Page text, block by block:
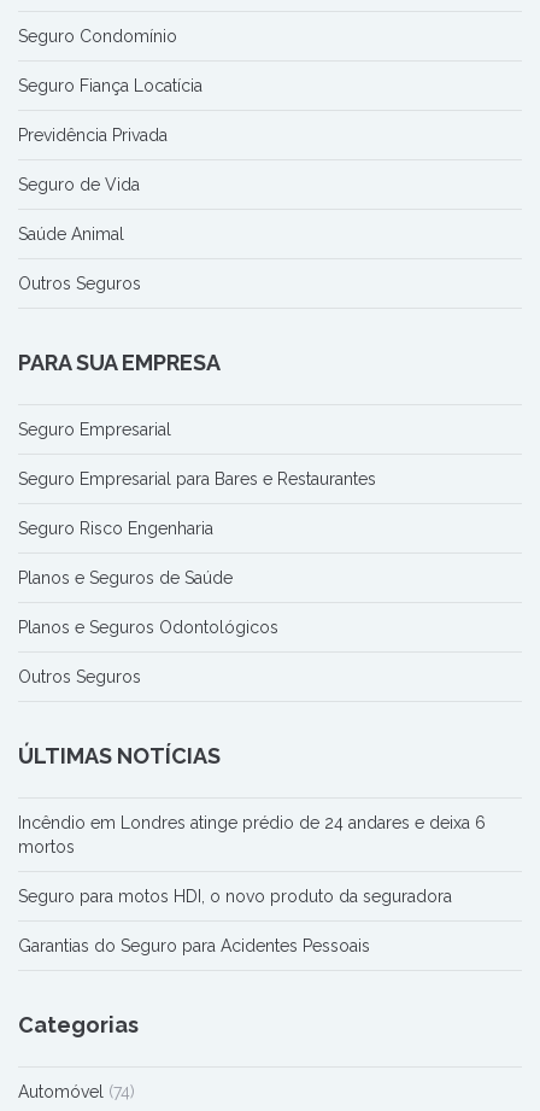
Seguro Condomínio
Seguro Fiança Locatícia
Previdência Privada
Seguro de Vida
Saúde Animal
Outros Seguros
PARA SUA EMPRESA
Seguro Empresarial
Seguro Empresarial para Bares e Restaurantes
Seguro Risco Engenharia
Planos e Seguros de Saúde
Planos e Seguros Odontológicos
Outros Seguros
ÚLTIMAS NOTÍCIAS
Incêndio em Londres atinge prédio de 24 andares e deixa 6
mortos
Seguro para motos HDI, o novo produto da seguradora
Garantias do Seguro para Acidentes Pessoais
Categorias
Automóvel (74)